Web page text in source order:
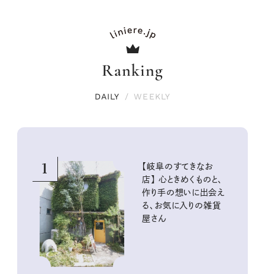
Ranking
DAILY / WEEKLY
1
【岐阜のすてきなお
店】 心ときめくものと、
作り手の想いに出会え
る、お気に入りの雑貨
屋さん